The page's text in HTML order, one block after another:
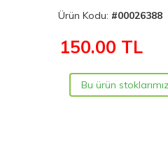
Ürün Kodu: #00026388
150.00 TL
Bu ürün